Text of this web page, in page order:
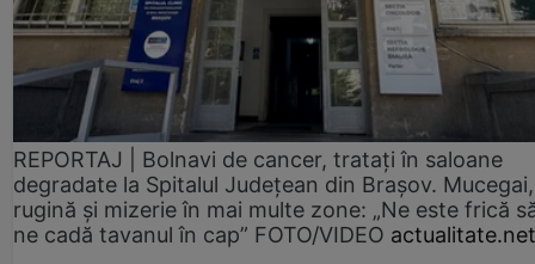
REPORTAJ | Bolnavi de cancer, tratați în saloane
degradate la Spitalul Județean din Brașov. Mucegai,
rugină și mizerie în mai multe zone: „Ne este frică
ne cadă tavanul în cap” FOTO/VIDEO actualitate.net